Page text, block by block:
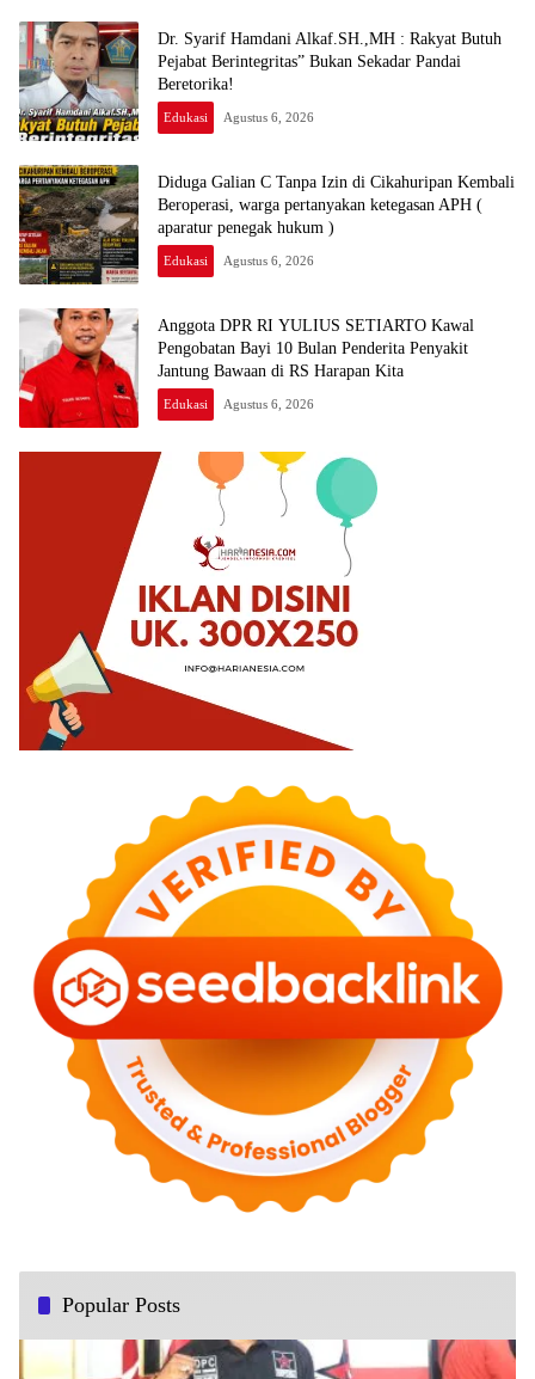
Dr. Syarif Hamdani Alkaf.SH.,MH : Rakyat Butuh
Pejabat Berintegritas” Bukan Sekadar Pandai
Beretorika!
Edukasi Agustus 6, 2026
Diduga Galian C Tanpa Izin di Cikahuripan Kembali
Beroperasi, warga pertanyakan ketegasan APH (
aparatur penegak hukum )
Edukasi Agustus 6, 2026
Anggota DPR RI YULIUS SETIARTO Kawal
Pengobatan Bayi 10 Bulan Penderita Penyakit
Jantung Bawaan di RS Harapan Kita
Edukasi Agustus 6, 2026
Popular Posts